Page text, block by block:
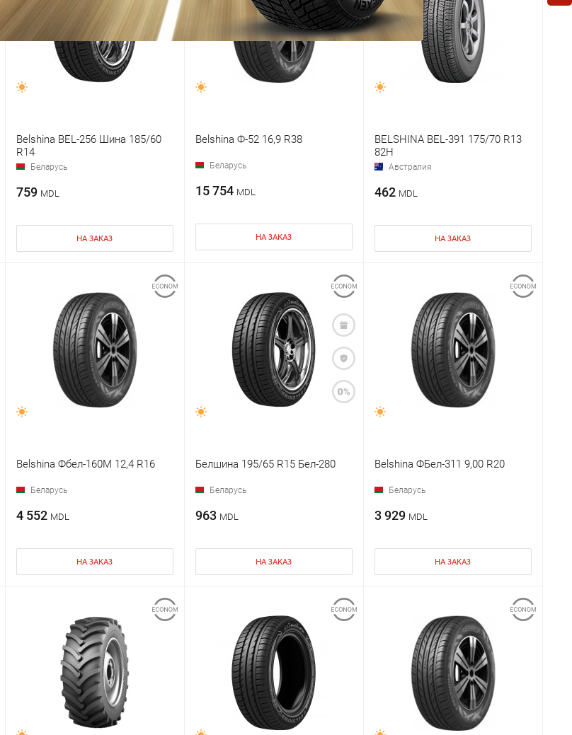
Belshina BEL-256 Шина 185/60
R14
Беларусь
759 MDL
НА ЗАКАЗ
Belshina Ф-52 16,9 R38
Беларусь
15 754 MDL
НА ЗАКАЗ
BELSHINA BEL-391 175/70 R13
82H
Австралия
462 MDL
НА ЗАКАЗ
Belshina Фбел-160М 12,4 R16
Беларусь
4 552 MDL
НА ЗАКАЗ
Белшина 195/65 R15 Бел-280
Беларусь
963 MDL
НА ЗАКАЗ
Belshina ФБел-311 9,00 R20
Беларусь
3 929 MDL
НА ЗАКАЗ